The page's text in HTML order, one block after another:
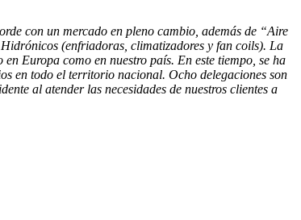
con un mercado en pleno cambio, además de “Aire
(enfriadoras, climatizadores y fan coils). La
Europa como en nuestro país. En este tiempo, se ha
en todo el territorio nacional. Ocho delegaciones son
al atender las necesidades de nuestros clientes a